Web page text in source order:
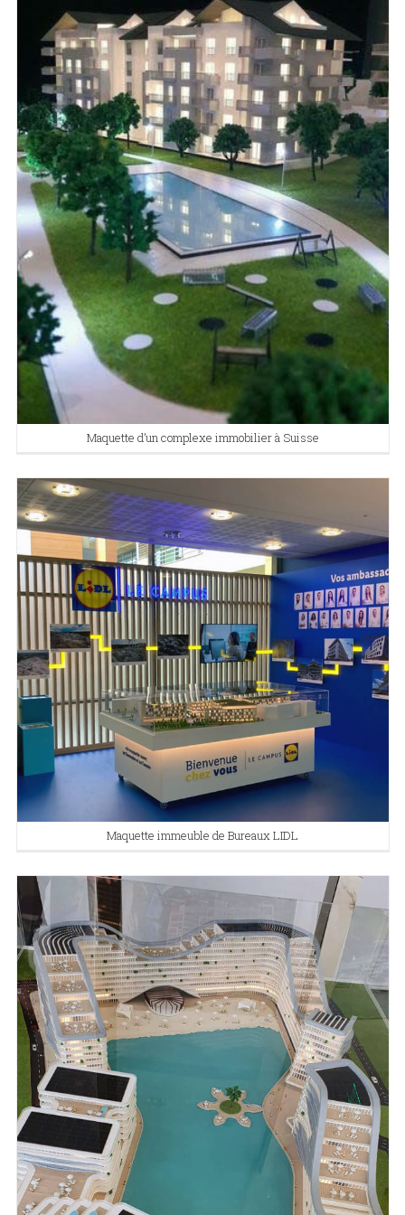
Maquette d’un complexe immobilier à Suisse
Maquette immeuble de Bureaux LIDL